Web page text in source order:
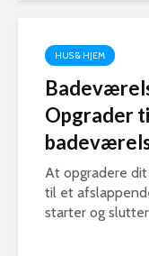
HUS & HJEM
Opgrader
At opgradere
til et
starter og